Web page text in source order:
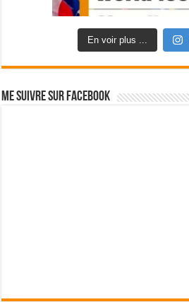
En voir plus ...
Me suivre sur Facebook